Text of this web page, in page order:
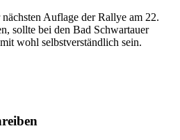
Auflage der Rallye am 22.
sollte bei den Bad Schwartauer
wohl selbstverständlich sein.